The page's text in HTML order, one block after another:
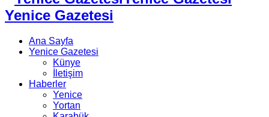
Yenice Gazetesi
Ana Sayfa
Yenice Gazetesi
Künye
İletişim
Haberler
Yenice
Yortan